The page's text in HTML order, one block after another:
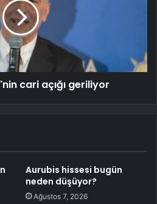
cari açığı geriliyor
Aurubis hissesi bugün
neden düşüyor?
Ağustos 7, 2026